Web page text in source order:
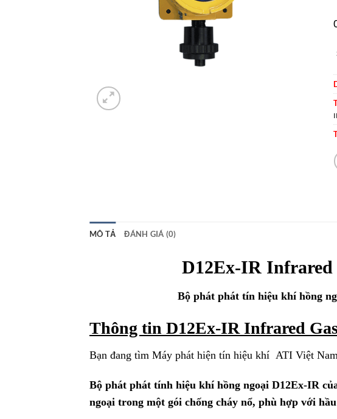
MÔ TẢ ĐÁNH GIÁ (0)
D12Ex-IR Infrared
Bộ phát phát tín hiệu khí hồng
Thông tin D12Ex-IR Infrared
Bạn đang tìm Máy phát hiện tín hiệu khí ATI Việt
Bộ phát phát tính hiệu khí hồng ngoại D12Ex-IR
ngoại trong một gói chống cháy nổ, phù hợp với